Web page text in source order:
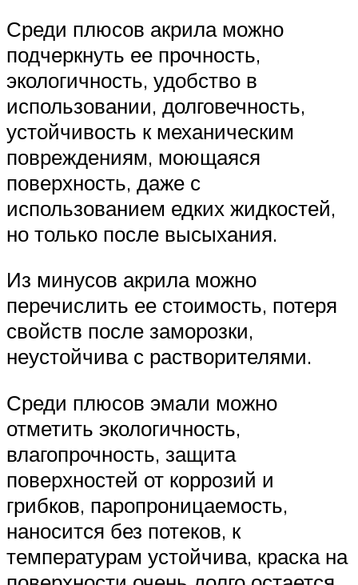
Среди плюсов акрила можно
подчеркнуть ее прочность,
экологичность, удобство в
использовании, долговечность,
устойчивость к механическим
повреждениям, моющаяся
поверхность, даже с
использованием едких жидкостей,
но только после высыхания.
Из минусов акрила можно
перечислить ее стоимость, потеря
свойств после заморозки,
неустойчива с растворителями.
Среди плюсов эмали можно
отметить экологичность,
влагопрочность, защита
поверхностей от коррозий и
грибков, паропроницаемость,
наносится без потеков, к
температурам устойчива, краска на